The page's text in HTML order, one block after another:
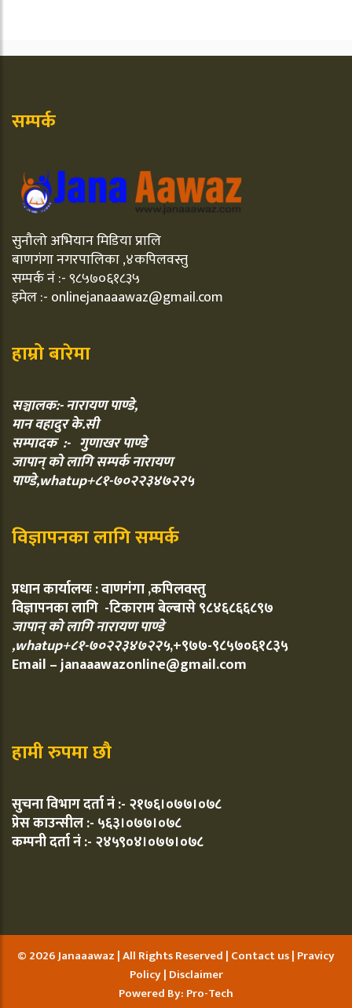
सम्पर्क
सुनौलो अभियान मिडिया प्रालि
बाणगंगा नगरपालिका ,४कपिलवस्तु
सम्पर्क नं :- ९८५७०६१८३५
इमेल :- onlinejanaaawaz@gmail.com
हाम्रो बारेमा
सञ्चालक:- नारायण पाण्डे,
मान वहादुर के.सी
सम्पादक :- गुणाखर पाण्डे
जापान् को लागि सम्पर्क नारायण
पाण्डे,whatup+८१-७०२२३४७२२५
विज्ञापनका लागि सम्पर्क
प्रधान कार्यालयः : वाणगंगा ,कपिलवस्तु
विज्ञापनका लागि -टिकाराम बेल्बासे ९८४६८६६८९७
जापान् को लागि नारायण पाण्डे
,whatup+८१-७०२२३४७२२५,+९७७-९८५७०६१८३५
Email – janaaawazonline@gmail.com
हामी रुपमा छौ
सुचना विभाग दर्ता नं :- २१७६।०७७।०७८
प्रेस काउन्सील :- ५६३।०७७।०७८
कम्पनी दर्ता नं :- २४५९०४।०७७।०७८
© 2026 Janaaawaz | All Rights Reserved | Contact us| Pravicy
Policy| Disclaimer
Powered By: Pro-Tech